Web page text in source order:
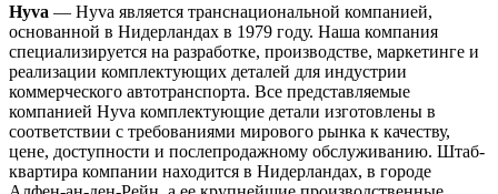
Hyva — Hyva является транснациональной компанией,
основанной в Нидерландах в 1979 году. Наша компания
специализируется на разработке, производстве, маркетинге и
реализации комплектующих деталей для индустрии
коммерческого автотранспорта. Все представляемые
компанией Hyva комплектующие детали изготовлены в
соответствии с требованиями мирового рынка к качеству,
цене, доступности и послепродажному обслуживанию. Штаб-
квартира компании находится в Нидерландах, в городе